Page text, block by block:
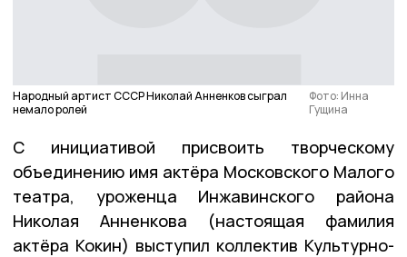
Народный артист СССР Николай Анненков сыграл
немало ролей
Фото: Инна
Гущина
С инициативой присвоить творческому
объединению имя актёра Московского Малого
театра, уроженца Инжавинского района
Николая Анненкова (настоящая фамилия
актёра Кокин) выступил коллектив Культурно-